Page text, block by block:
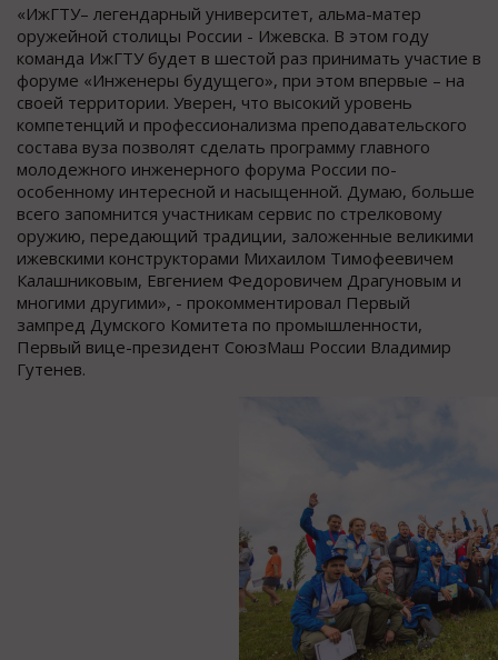
«ИжГТУ– легендарный университет, альма-матер
оружейной столицы России - Ижевска. В этом году
команда ИжГТУ будет в шестой раз принимать участие в
форуме «Инженеры будущего», при этом впервые – на
своей территории. Уверен, что высокий уровень
компетенций и профессионализма преподавательского
состава вуза позволят сделать программу главного
молодежного инженерного форума России по-
особенному интересной и насыщенной. Думаю, больше
всего запомнится участникам сервис по стрелковому
оружию, передающий традиции, заложенные великими
ижевскими конструкторами Михаилом Тимофеевичем
Калашниковым, Евгением Федоровичем Драгуновым и
многими другими», - прокомментировал Первый
зампред Думского Комитета по промышленности,
Первый вице-президент СоюзМаш России Владимир
Гутенев.